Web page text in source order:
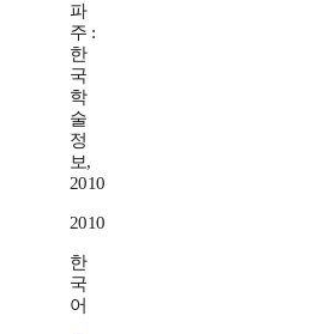
파
주 :
한
국
학
술
정
보,
2010
2010
한
국
어